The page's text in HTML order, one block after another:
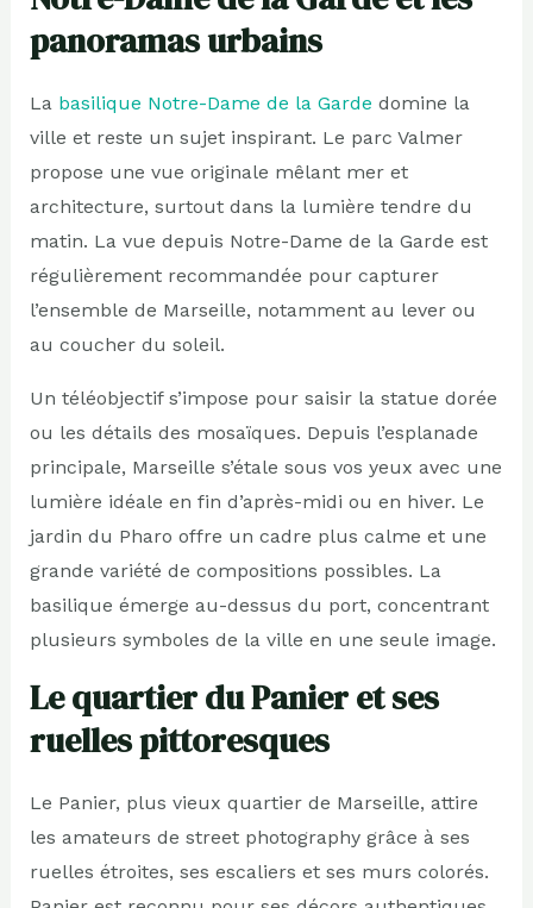
panoramas urbains
La basilique Notre-Dame de la Garde domine la
ville et reste un sujet inspirant. Le parc Valmer
propose une vue originale mêlant mer et
architecture, surtout dans la lumière tendre du
matin. La vue depuis Notre-Dame de la Garde est
régulièrement recommandée pour capturer
l’ensemble de Marseille, notamment au lever ou
au coucher du soleil.
Un téléobjectif s’impose pour saisir la statue dorée
ou les détails des mosaïques. Depuis l’esplanade
principale, Marseille s’étale sous vos yeux avec une
lumière idéale en fin d’après-midi ou en hiver. Le
jardin du Pharo offre un cadre plus calme et une
grande variété de compositions possibles. La
basilique émerge au-dessus du port, concentrant
plusieurs symboles de la ville en une seule image.
Le quartier du Panier et ses
ruelles pittoresques
Le Panier, plus vieux quartier de Marseille, attire
les amateurs de street photography grâce à ses
ruelles étroites, ses escaliers et ses murs colorés.